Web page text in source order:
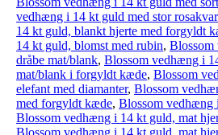
vedhæng i 14 kt guld med stor
14 kt guld, blankt hjerte med forgyldt
14 kt guld, blomst med rubin,
dråbe mat/blank, Blossom vedhæng i
mat/blank i forgyldt kæde, Blossom
elefant med diamanter, Blossom
med forgyldt kæde, Blossom vedhæng
Blossom vedhæng i 14 kt guld, mat
Blossom vedhæng i 14 kt guld, mat